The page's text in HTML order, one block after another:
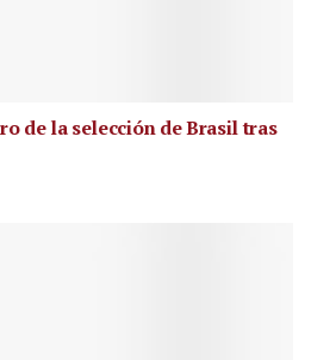
de la selección de Brasil tras